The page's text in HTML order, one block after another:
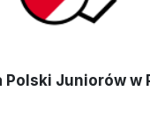
Juniorów w